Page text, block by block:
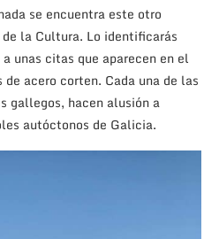
se encuentra este otro
la Cultura. Lo identificarás
unas citas que aparecen en el
acero corten. Cada una de las
gallegos, hacen alusión a
autóctonos de Galicia.